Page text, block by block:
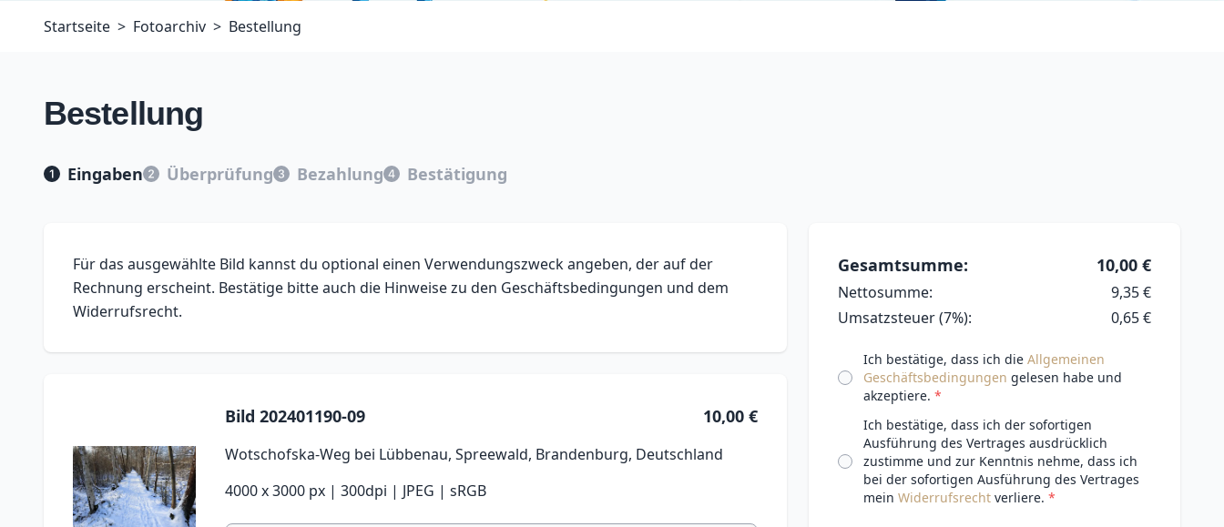
Startseite Fotoarchiv Bestellung
Bestellung
Eingaben Überprüfung Bezahlung Bestätigung
Für das ausgewählte Bild kannst du optional einen Verwendungszweck angeben, der auf der
Rechnung erscheint. Bestätige bitte auch die Hinweise zu den Geschäftsbedingungen und dem
Widerrufsrecht.
Bild 202401190-09 10,00 €
Wotschofska-Weg bei Lübbenau, Spreewald, Brandenburg, Deutschland
4000 x 3000 px | 300dpi | JPEG | sRGB
Gesamtsumme: 10,00 €
Nettosumme:
9,35 €
Umsatzsteuer (7%):
0,65 €
Ich bestätige, dass ich die Allgemeinen
Geschäftsbedingungen gelesen habe und
akzeptiere.
Ich bestätige, dass ich der sofortigen
Ausführung des Vertrages ausdrücklich
zustimme und zur Kenntnis nehme, dass ich
bei der sofortigen Ausführung des Vertrages
mein Widerrufsrecht verliere.